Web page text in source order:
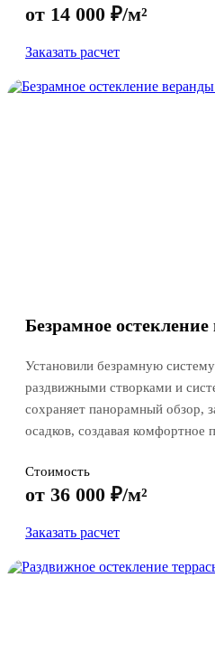
от 14 000 ₽/м²
Заказать расчет
Безрамное
Установили безрамную систему
раздвижными створками и
сохраняет панорамный обзор,
осадков, создавая комфортное
Стоимость
от 36 000 ₽/м²
Заказать расчет